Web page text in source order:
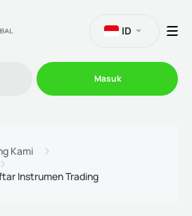
ID
Masuk
Kami
Instrumen Trading